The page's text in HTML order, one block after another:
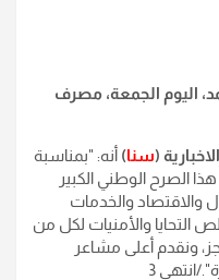
اليوم الجمعة، مصرف
(سنا) أنه: "بمناسبة
هذا الصرح الوطني الكبير
والاقتصاد والخدمات
التحايا والأمنيات لكل من
ونقدم أعلى مشاعر
"./انتهى 3